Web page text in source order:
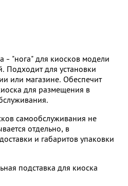
- "нога" для киосков модели
Подходит для установки
или магазине. Обеспечит
для размещения в
самообслуживания не
отдельно, в
и габаритов упаковки
подставка для киоска